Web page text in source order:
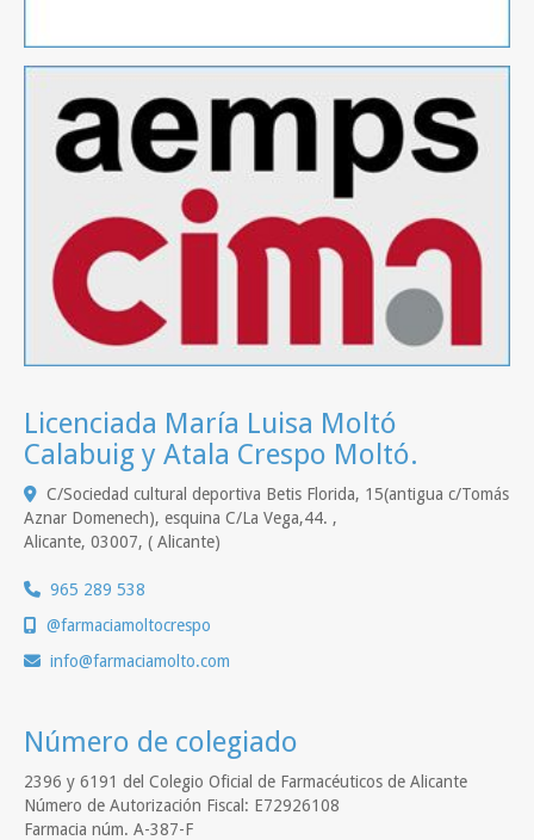
Licenciada María Luisa Moltó
Calabuig y Atala Crespo Moltó.
C/Sociedad cultural deportiva Betis Florida, 15(antigua c/Tomás
Aznar Domenech), esquina C/La Vega,44. ,
Alicante, 03007, ( Alicante)
965 289 538
@farmaciamoltocrespo
info
farmaciamolto.com
Número de colegiado
2396 y 6191 del Colegio Oficial de Farmacéuticos de Alicante
Número de Autorización Fiscal: E72926108
Farmacia núm. A-387-F